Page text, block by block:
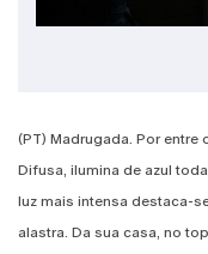
(PT) Madrugada. Por entre
Difusa, ilumina de azul
luz mais intensa destaca-
alastra. Da sua casa, no